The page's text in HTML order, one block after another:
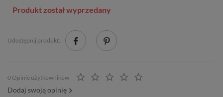
Produkt został wyprzedany
Udostępnij produkt:
0 Opinie użytkowników
Dodaj swoją opinię